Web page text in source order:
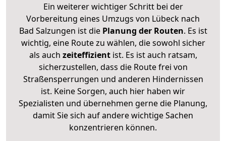
Ein weiterer wichtiger Schritt bei der
Vorbereitung eines Umzugs von Lübeck nach
Bad Salzungen ist diePlanung der Routen. Es ist
wichtig, eine Route zu wählen, die sowohl sicher
als auch zeiteffizientist. Es ist auch ratsam,
sicherzustellen, dass die Route frei von
Straßensperrungen und anderen Hindernissen
ist. Keine Sorgen, auch hier haben wir
Spezialisten und übernehmen gerne die Planung,
damit Sie sich auf andere wichtige Sachen
konzentrieren können.